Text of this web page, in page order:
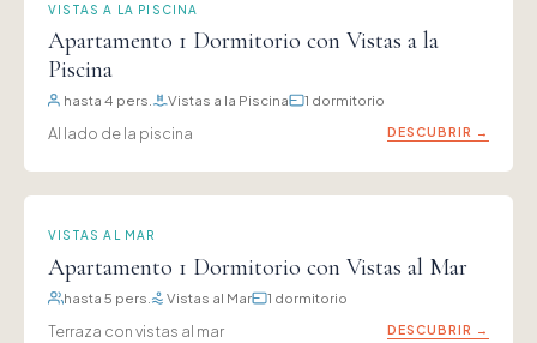
VISTAS A LA PISCINA
Apartamento 1 Dormitorio con Vistas a la
Piscina
hasta 4 pers. Vistas a la Piscina 1 dormitorio
Al lado de la piscina DESCUBRIR →
VISTAS AL MAR
Apartamento 1 Dormitorio con Vistas al Mar
hasta 5 pers. Vistas al Mar 1 dormitorio
Terraza con vistas al mar DESCUBRIR →